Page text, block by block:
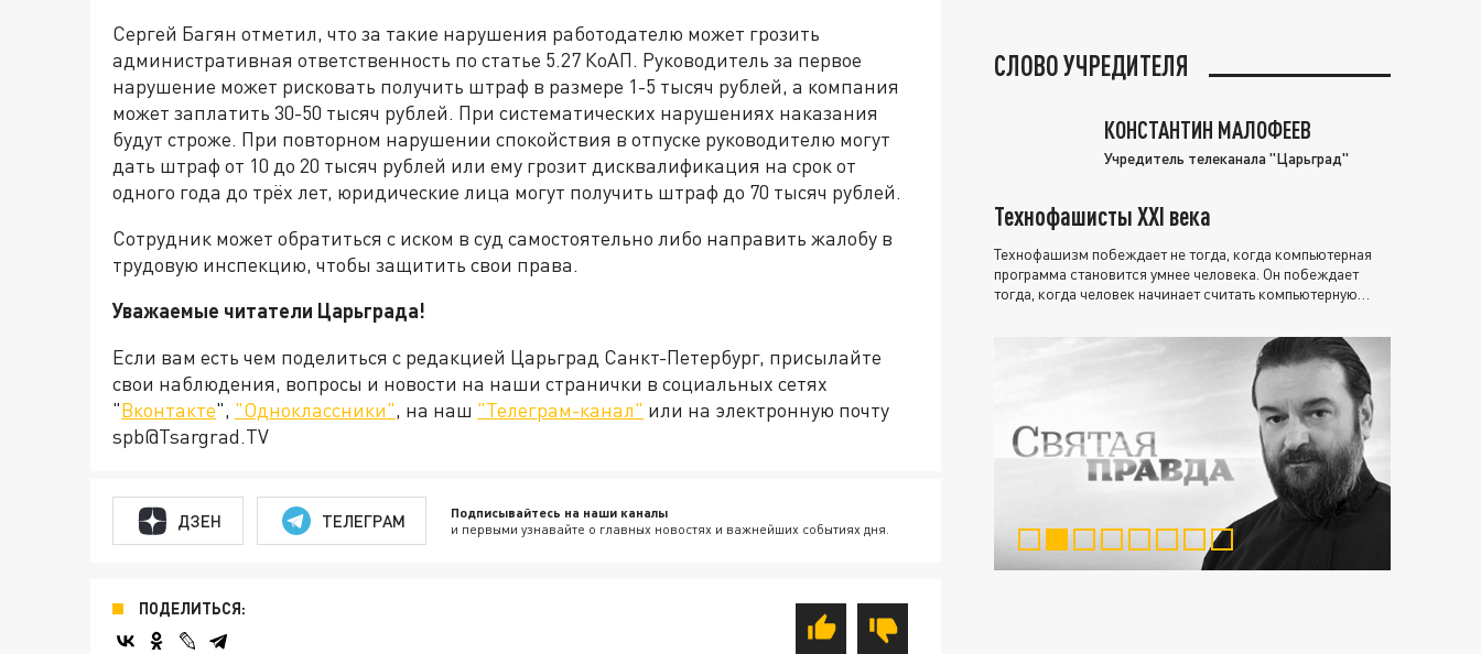
Сергей Багян отметил, что за такие нарушения работодателю может грозить
административная ответственность по статье 5.27 КоАП. Руководитель за первое
нарушение может рисковать получить штраф в размере 1-5 тысяч рублей, а компания
может заплатить 30-50 тысяч рублей. При систематических нарушениях наказания
будут строже. При повторном нарушении спокойствия в отпуске руководителю могут
дать штраф от 10 до 20 тысяч рублей или ему грозит дисквалификация на срок от
одного года до трёх лет, юридические лица могут получить штраф до 70 тысяч рублей.
Сотрудник может обратиться с иском в суд самостоятельно либо направить жалобу в
трудовую инспекцию, чтобы защитить свои права.
Уважаемые читатели Царьграда!
Если вам есть чем поделиться с редакцией Царьград Санкт-Петербург, присылайте
свои наблюдения, вопросы и новости на наши странички в социальных сетях
"Вконтакте", "Одноклассники", на наш "Телеграм-канал" или на электронную почту
spb@Tsargrad.TV
ДЗЕН ТЕЛЕГРАМ Подписывайтесь на наши каналы
и первыми узнавайте о главных новостях и важнейших событиях дня.
ПОДЕЛИТЬСЯ:
СЛОВО УЧРЕДИТЕЛЯ
КОНСТАНТИН МАЛОФЕЕВ
Учредитель телеканала "Царьград"
Технофашисты XXI века
Технофашизм побеждает не тогда, когда компьютерная
программа становится умнее человека. Он побеждает
тогда, когда человек начинает считать компьютерную